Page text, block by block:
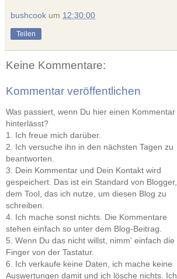
bushcook um 12:30:00
Teilen
Keine Kommentare:
Kommentar veröffentlichen
Was passiert, wenn Du hier einen Kommentar
hinterlässt?
1. Ich freue mich darüber.
2. Ich versuche ihn in den nächsten Tagen zu
beantworten.
3. Dein Kommentar und Dein Kontakt wird
gespeichert. Das ist ein Standard von Blogger,
dem Tool, das ich nutze, um diesen Blog zu
schreiben.
4. Ich mache sonst nichts. Die Kommentare
stehen einfach so unter dem Blog-Beitrag.
5. Wenn Du das nicht willst, nimm' einfach die
Finger von der Tastatur.
6. Ich verkaufe keine Daten, ich mache keine
Auswertungen damit und ich lösche nichts. Ich